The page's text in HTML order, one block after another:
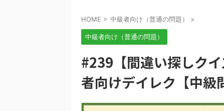
HOME > 中級者向け（普通の問題） >
中級者向け（普通の問題）
#239【間違い探しク
者向けデイレク【中級